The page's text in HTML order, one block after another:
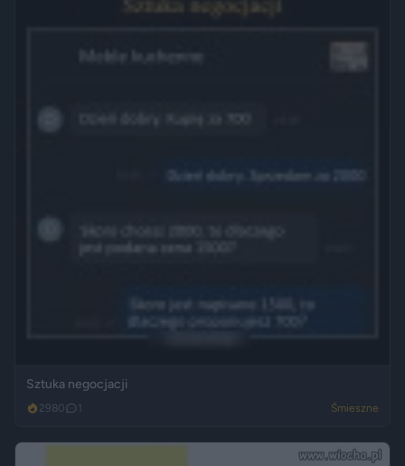
Sztuka negocjacji
2980 1 Śmieszne